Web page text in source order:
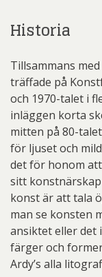
Historia
Tillsammans
träffade på
och 1970-talet i
inläggen korta
mitten på 80-
för ljuset och
det för honom
sitt
konst är att tala
man se konsten
ansiktet eller det
färger och
Ardy’s alla